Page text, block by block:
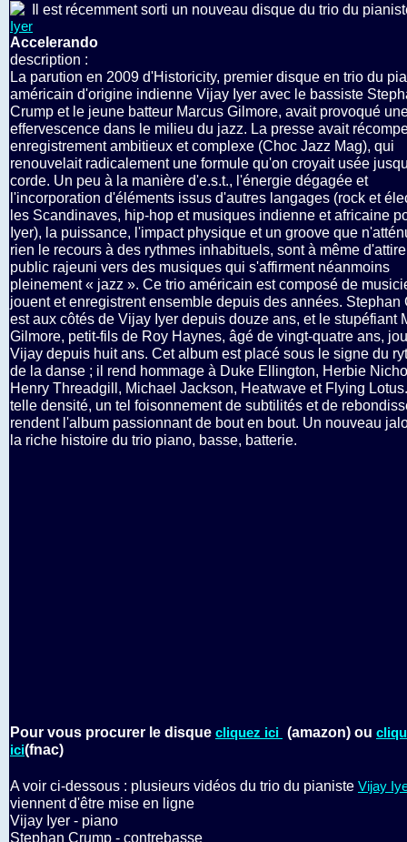
Il est récemment sorti un nouveau disque du trio du
Iyer
Accelerando
description :
La parution en 2009 d'Historicity, premier disque en trio du
américain d'origine indienne Vijay Iyer avec le bassiste
Crump et le jeune batteur Marcus Gilmore, avait provoqué
effervescence dans le milieu du jazz. La presse avait
enregistrement ambitieux et complexe (Choc Jazz Mag), qui
renouvelait radicalement une formule qu'on croyait usée
corde. Un peu à la manière d'e.s.t., l'énergie dégagée et
l'incorporation d'éléments issus d'autres langages (rock et
les Scandinaves, hip-hop et musiques indienne et africaine
Iyer), la puissance, l'impact physique et un groove que
rien le recours à des rythmes inhabituels, sont à même
public rajeuni vers des musiques qui s'affirment néanmoins
pleinement « jazz ». Ce trio américain est composé de
jouent et enregistrent ensemble depuis des années. Stephan
est aux côtés de Vijay Iyer depuis douze ans, et le stupéfiant
Gilmore, petit-fils de Roy Haynes, âgé de vingt-quatre ans,
Vijay depuis huit ans. Cet album est placé sous le signe du
de la danse ; il rend hommage à Duke Ellington, Herbie
Henry Threadgill, Michael Jackson, Heatwave et Flying
telle densité, un tel foisonnement de subtilités et de
rendent l'album passionnant de bout en bout. Un nouveau
la riche histoire du trio piano, basse, batterie.
Pour vous procurer le disque cliquez ici (amazon) ou
ici(fnac)
A voir ci-dessous : plusieurs vidéos du trio du pianiste Vijay
viennent d'être mise en ligne
Vijay Iyer - piano
Stephan Crump - contrebasse